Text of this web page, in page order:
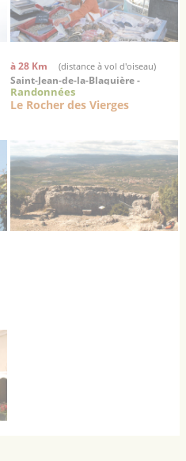
à 28 Km (distance à vol d'oiseau)
Saint-Jean-de-la-Blaquière -
Hérault
Randonnées
Le Rocher des Vierges